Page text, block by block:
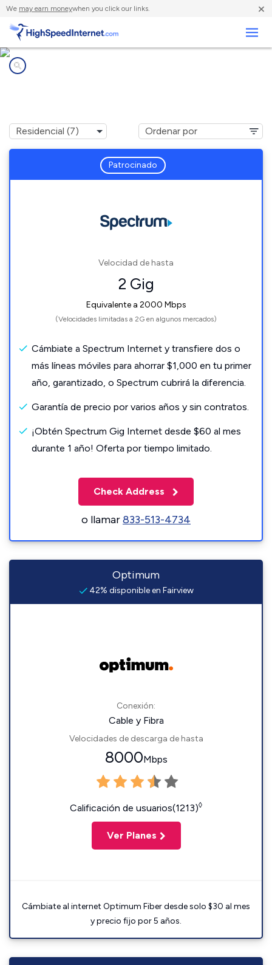
We may earn moneywhen you click our links. ×
Patrocinado
Velocidad de hasta
2 Gig
Equivalente a 2000 Mbps
(Velocidades limitadas a 2G en algunos mercados)
Cámbiate a Spectrum Internet y transfiere dos o
más líneas móviles para ahorrar $1,000 en tu primer
año, garantizado, o Spectrum cubrirá la diferencia.
Garantía de precio por varios años y sin contratos.
¡Obtén Spectrum Gig Internet desde $60 al mes
durante 1 año! Oferta por tiempo limitado.
Check Address
o llamar833-513-4734
Optimum
42% disponible en Fairview
Conexión:
Cable y Fibra
Velocidades de descarga de hasta
8000Mbps
Calificación de usuarios(1213)◊
Ver Planes
Cámbiate al internet Optimum Fiber desde solo $30 al mes
y precio fijo por 5 años.